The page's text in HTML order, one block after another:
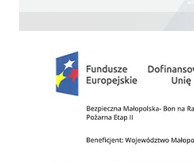
Zakup fabrycznie nowego,